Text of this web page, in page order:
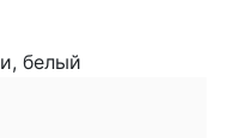
белый